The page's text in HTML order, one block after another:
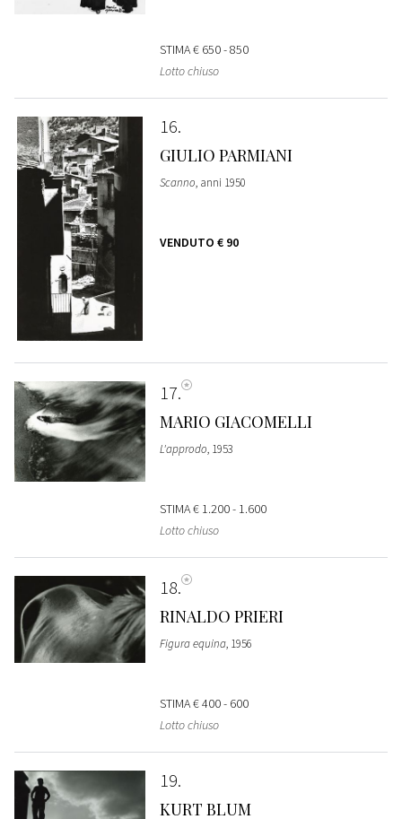
STIMA€ 650 - 850
Lotto chiuso
16
GIULIO PARMIANI
Scanno, anni 1950
VENDUTO € 90
17
MARIO GIACOMELLI
L'approdo, 1953
STIMA€ 1.200 - 1.600
Lotto chiuso
18
RINALDO PRIERI
Figura equina, 1956
STIMA€ 400 - 600
Lotto chiuso
19
KURT BLUM